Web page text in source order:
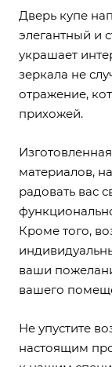
Дверь купе
элегантный и
украшает
зеркала не
отражение,
прихожей.
материалов,
радовать вас
Кроме того,
ваши
вашего
Не упустите
настоящим